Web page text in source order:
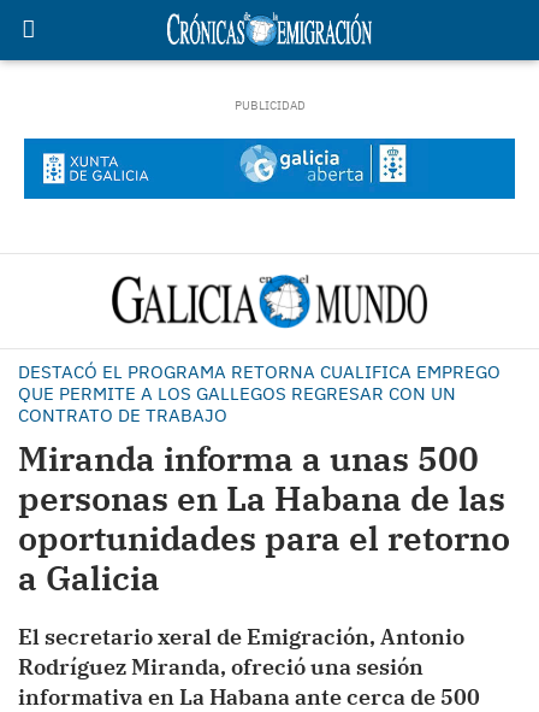
DESTACÓ EL PROGRAMA RETORNA CUALIFICA EMPREGO
QUE PERMITE A LOS GALLEGOS REGRESAR CON UN
CONTRATO DE TRABAJO
Miranda informa a unas 500
personas en La Habana de las
oportunidades para el retorno
a Galicia
El secretario xeral de Emigración, Antonio
Rodríguez Miranda, ofreció una sesión
informativa en La Habana ante cerca de 500